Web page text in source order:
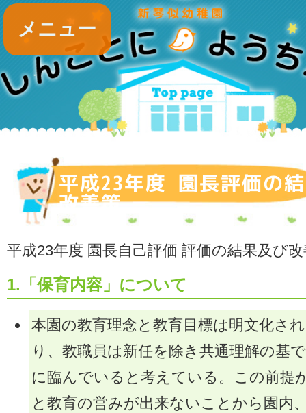
平成23年度 園長評価の
改善策
平成23年度 園長自己評価 評価の結果及び
1.「保育内容」について
本園の教育理念と教育目標は明文化さ
り、教職員は新任を除き共通理解の基
に臨んでいると考えている。この前提
と教育の営みが出来ないことから園内
メニュー